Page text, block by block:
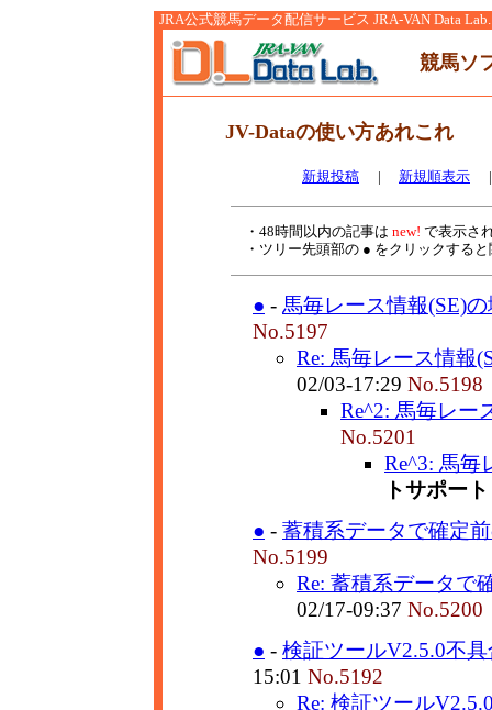
JRA公式競馬データ配信サービス JRA-VAN Data Lab.
競馬ソ
JV-Dataの使い方あれこれ
新規投稿 | 新規順表示
・48時間以内の記事は new! で表示さ
・ツリー先頭部の ● をクリックする
● - 馬毎レース情報(SE)
No.5197
Re: 馬毎レース情報
02/03-17:29 No.5198
Re^2: 馬毎レー
No.5201
Re^3: 馬毎
トサポート
● - 蓄積系データで確定
No.5199
Re: 蓄積系データで
02/17-09:37 No.5200
● - 検証ツールV2.5.0不
15:01 No.5192
Re: 検証ツール